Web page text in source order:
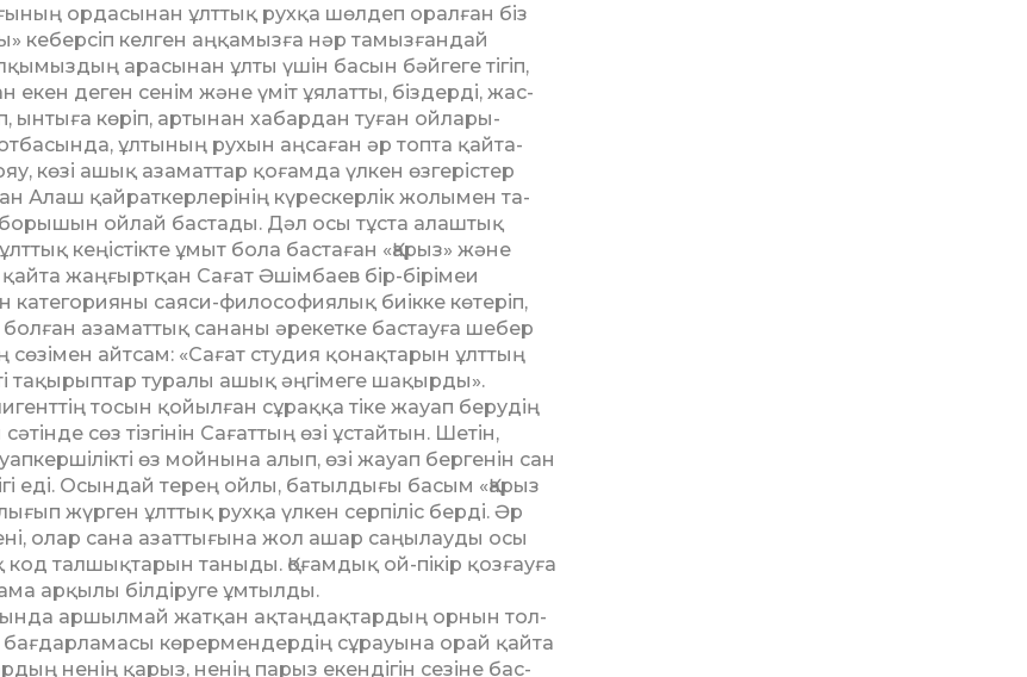
ордасынан ұлттық рухқа шөлдеп оралған біз
кеберсіп келген аңқамызға нәр тамызғандай
арасынан ұлты үшін басын бәйгеге тігіп,
деген сенім және үміт ұялатты, біздерді, жас­
ын­тыға көріп, артынан хабардан туған ойла­ры­
ұлтының рухын аңсаған әр топта қай­та­
көзі ашық азаматтар қоғамда үлкен өзгерістер
Алаш қайраткерлерінің күрескерлік жолымен та­
ойлай бастады. Дәл осы тұста алаштық
кеңістікте ұмыт бола бастаған «Қарыз» және
жаңғыртқан Сағат Әшімбаев бір-бірімеи
категорияны саяси-философиялық биікке көтеріп,
аза­маттық сананы әрекетке бастауға шебер
айт­сам: «Сағат студия қонақтарын ұлттың
тақырыптар ту­ралы ашық әңгімеге шақырды».
тосын қойылған сұраққа тіке жауап беру­дің
сөз тізгінін Сағаттың өзі ұстайтын. Ше­тін,
өз мойнына алып, өзі жауап бер­генін сан
еді. Осындай терең ойлы, батылдығы ба­сым «Қарыз
жүрген ұлттық рухқа үлкен сер­піліс берді. Әр
олар сана азаттығына жол ашар саңылауды осы
талшықтарын таныды. Қоғамдық ой-пікір қозғауға
арқылы білдіруге ұмтылды.
аршылмай жатқан ақтаңдақтардың орнын тол­
көрермендердің сұрауына орай қай­та
ненің қарыз, ненің парыз екендігін сезіне бас­